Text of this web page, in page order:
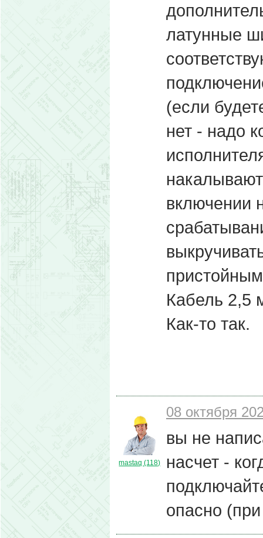
латунные
(если
нет - надо
включении
Кабель 2,5
Как-то так.
mastaq (118)
08 октября
вы не
насчет -
опасно